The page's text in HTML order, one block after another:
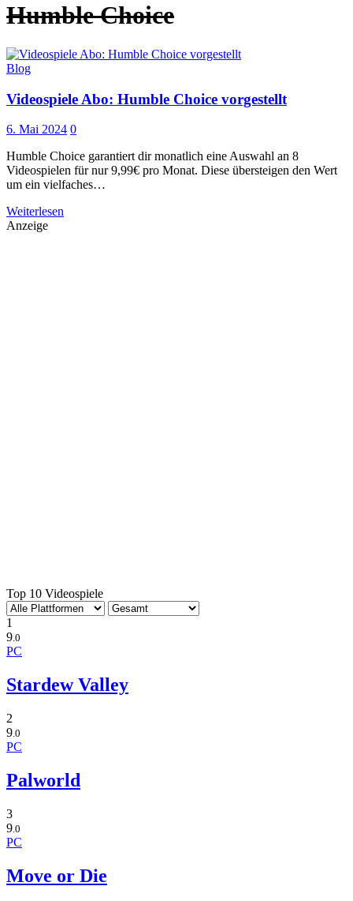
Humble Choice
Blog
Videospiele Abo: Humble Choice vorgestellt
6. Mai 2024 0
Humble Choice garantiert dir monatlich eine Auswahl an 8
Videospielen für nur 9,99€ pro Monat. Diese übersteigen den Wert
um ein vielfaches…
Weiterlesen
Anzeige
Top 10 Videospiele
1
9.0
PC
Stardew Valley
2
9.0
PC
Palworld
3
9 .0
PC
Move or Die